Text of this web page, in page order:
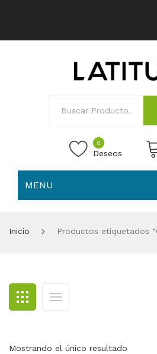
0
Deseos
MENU
BLOG
CONTACTO
Inicio Productos etiquetados
Mostrando el único resultado